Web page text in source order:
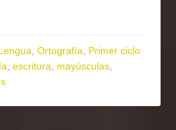
,Ortografía
Primer ciclo
,escritura mayúsculas